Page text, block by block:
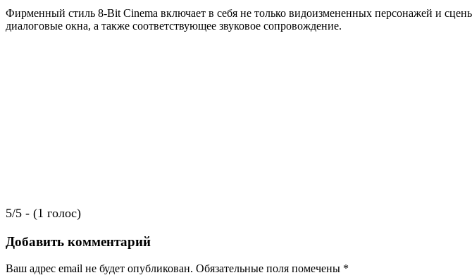
Фирменный стиль 8-Bit Cinema включает в себя не только видоизмененных персонажей и
диалоговые окна, а также соответствующее звуковое сопровождение.
5/5 - (1 голос)
Добавить комментарий
Ваш адрес email не будет опубликован. Обязательные поля помечены *